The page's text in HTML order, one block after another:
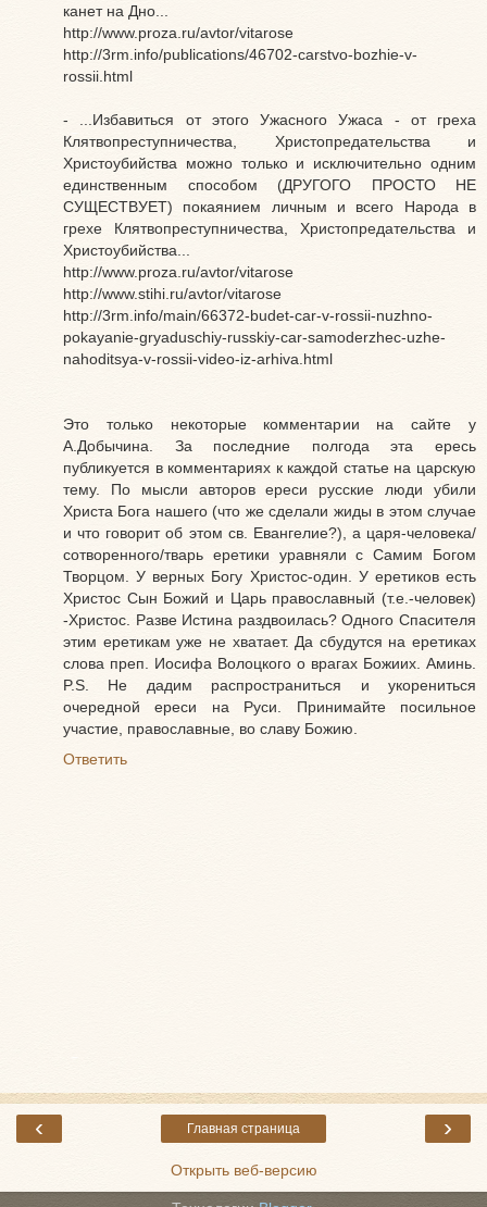
канет на Дно...
http://www.proza.ru/avtor/vitarose
http://3rm.info/publications/46702-carstvo-bozhie-v-
rossii.html
- ...Избавиться от этого Ужасного Ужаса - от греха
Клятвопреступничества, Христопредательства и
Христоубийства можно только и исключительно одним
единственным способом (ДРУГОГО ПРОСТО НЕ
СУЩЕСТВУЕТ) покаянием личным и всего Народа в
грехе Клятвопреступничества, Христопредательства и
Христоубийства...
http://www.proza.ru/avtor/vitarose
http://www.stihi.ru/avtor/vitarose
http://3rm.info/main/66372-budet-car-v-rossii-nuzhno-
pokayanie-gryaduschiy-russkiy-car-samoderzhec-uzhe-
nahoditsya-v-rossii-video-iz-arhiva.html
Это только некоторые комментарии на сайте у
А.Добычина. За последние полгода эта ересь
публикуется в комментариях к каждой статье на царскую
тему. По мысли авторов ереси русские люди убили
Христа Бога нашего (что же сделали жиды в этом случае
и что говорит об этом св. Евангелие?), а царя-человека/
сотворенного/тварь еретики уравняли с Самим Богом
Творцом. У верных Богу Христос-один. У еретиков есть
Христос Сын Божий и Царь православный (т.е.-человек)
-Христос. Разве Истина раздвоилась? Одного Спасителя
этим еретикам уже не хватает. Да сбудутся на еретиках
слова преп. Иосифа Волоцкого о врагах Божиих. Аминь.
P.S. Не дадим распространиться и укорениться
очередной ереси на Руси. Принимайте посильное
участие, православные, во славу Божию.
Ответить
‹ ›
Главная страница
Открыть веб-версию